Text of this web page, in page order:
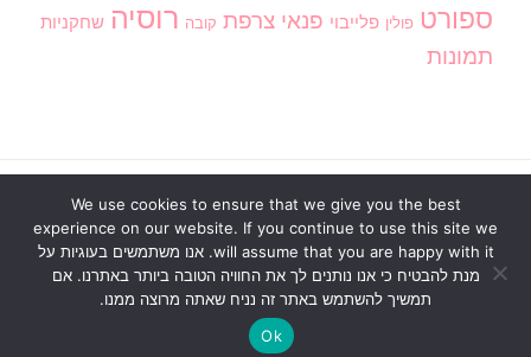
ספורט פולין פלייבוי פנאי צרפת קובה רוסיה שחקניות
תמונות
הזכויות שמורות2026 הבלוג של דלז - Delz
. כל הזכויות
שמורותBlossom Pin | פותח על ידי תבניות בלוסום.מופעל
באמצעותWordPress
ראשי בנות חמות וידוי אנונימי חדשות
מדור חינוכי
סגנון חיים
פנאי דירוג תמונות כתוב לנו
We use cookies to ensure that we give you the best
experience on our website. If you continue to use this site we
will assume that you are happy with it. אנו משתמשים בעוגיות על
מנת להבטיח כי אנו נותנים לך את החוויה הטובה ביותר באתרנו. אם
תמשיך להשתמש באתר זה נניח שאתה מרוצה ממנו.
Ok